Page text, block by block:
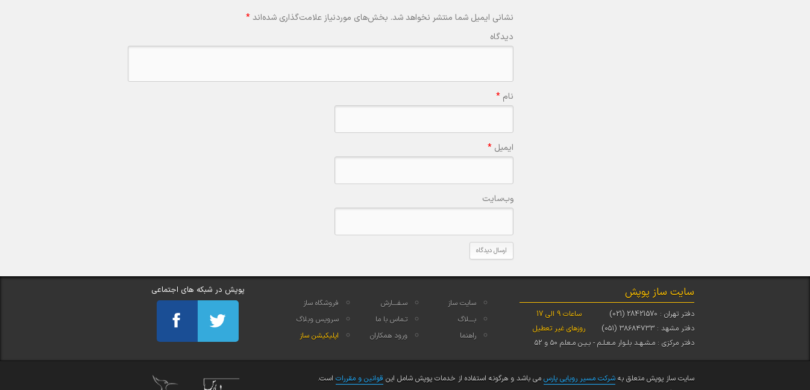
نشانی ایمیل شما منتشر نخواهد شد. بخش‌های موردنیاز علامت‌گذاری شده‌اند*
دیدگاه
نام *
ایمیل *
وب‌سایت
سایت ساز پوپش
دفتر تهران : 28421570 (021)
دفتر مشهد : ۳۸۶۸۴۷۳۳ (۰۵۱)
ساعات 9 الی 17
روزهای غیر تعطیل
دفتر مرکزی : مـشـهـد بلـوار مـعـلـم - بـیـن مـعلم ۵۰ و ۵۲
سایت ساز سـفــــارش
فروشگاه ساز
بــــلاگ
تـماس با ما
سرویس وبلاگ
راهنما
ورود همکاران اپلیکیشن ساز
پوپش در شبکه های اجتماعی
سایت ساز پوپش متعلق به شرکت مسیر رویایی پارس می باشد و هرگونه استفاده از خدمات پوپش شامل این قوانین و مقررات است.